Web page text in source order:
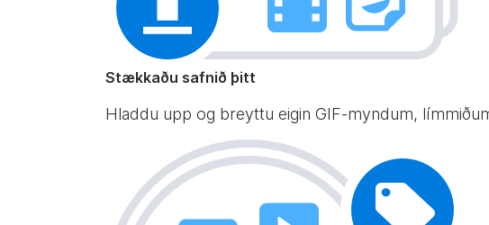
Stækkaðu safnið þitt
Hladdu upp og breyttu eigin GIF-myndum,